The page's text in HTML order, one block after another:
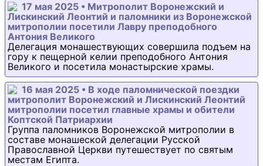
17 мая 2025 • Митрополит Воронежский и
Лискинский Леонтий и паломники из Воронежской
митрополии посетили Лавру преподобного
Антония Великого
Делегация монашествующих совершила подъем на
гору к пещерной келии преподобного Антония
Великого и посетила монастырские храмы.
16 мая 2025 • В ходе паломнической поездки
митрополит Воронежский и Лискинский Леонтий
митрополии посетил главные храмы и обители
Коптской Патриархии
Группа паломников Воронежской митрополии в
составе монашеской делегации Русской
Православной Церкви путешествует по святым
местам Египта.